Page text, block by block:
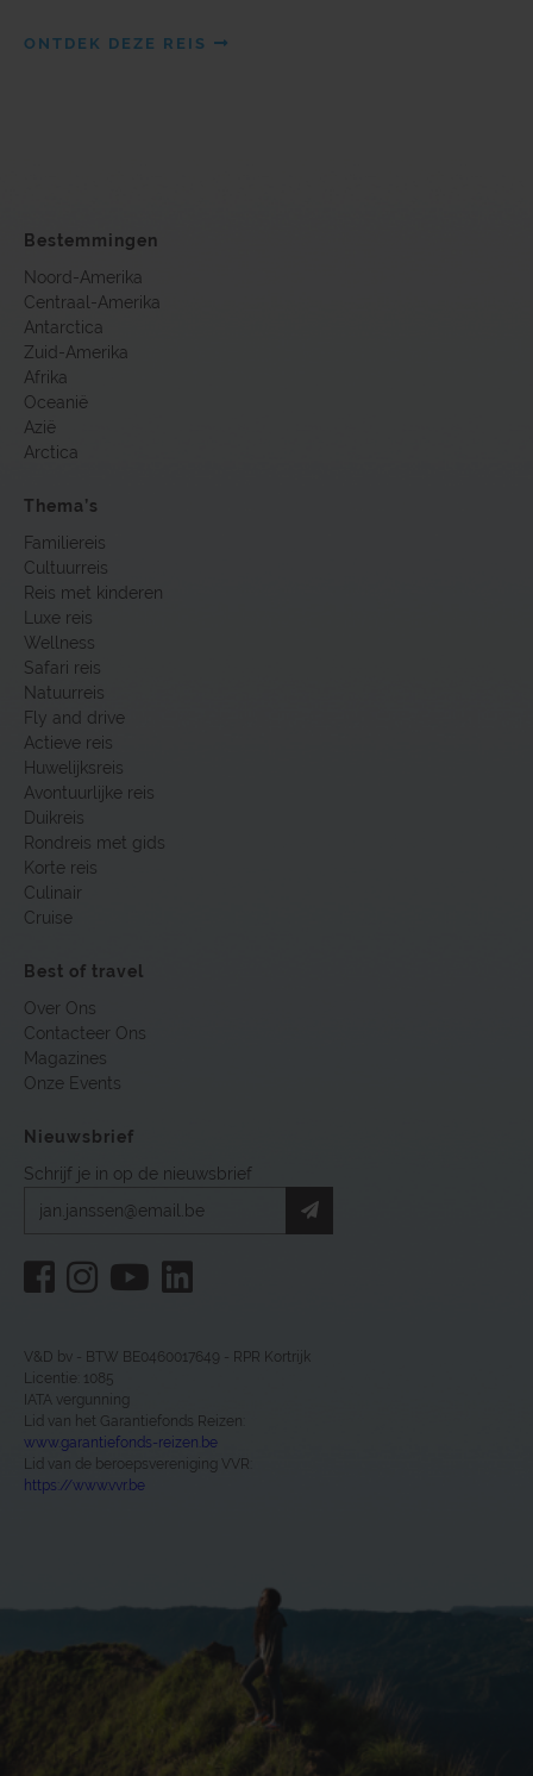
ONTDEK DEZE REIS
Bestemmingen
Noord-Amerika
Centraal-Amerika
Antarctica
Zuid-Amerika
Afrika
Oceanië
Azië
Arctica
Thema’s
Familiereis
Cultuurreis
Reis met kinderen
Luxe reis
Wellness
Safari reis
Natuurreis
Fly and drive
Actieve reis
Huwelijksreis
Avontuurlijke reis
Duikreis
Rondreis met gids
Korte reis
Culinair
Cruise
Best of travel
Over Ons
Contacteer Ons
Magazines
Onze Events
Nieuwsbrief
Schrijf je in op de nieuwsbrief
V&D bv - BTW BE0460017649 - RPR Kortrijk
Licentie: 1085
IATA vergunning
Lid van het Garantiefonds Reizen:
www.garantiefonds-reizen.be
Lid van de beroepsvereniging VVR:
https://www.vvr.be